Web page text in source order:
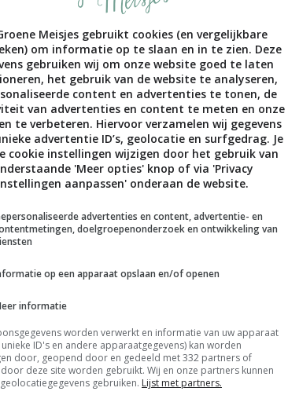
spant voor ons de kroon. Nu moeten
zijn en als het niet zulke kostbare
huis halen. De smaak is zo lekker zoet,
dingen mee maken! Wij gebruikten
paste goed bij het recept voor de chai
of juist gewoon eens lekker
nieuwe inspiratie te geven!
Meisjes gebruikt cookies (en vergelijkbare
om informatie op te slaan en in te zien. Deze
gebruiken wij om onze website goed te laten
het gebruik van de website te analyseren,
content en advertenties te tonen, de
van advertenties en content te meten en onze
te verbeteren. Hiervoor verzamelen wij gegevens
advertentie ID’s, geolocatie en surfgedrag. Je
cookie instellingen wijzigen door het gebruik van
'Meer opties' knop of via 'Privacy
aanpassen' onderaan de website.
advertenties en content, advertentie- en
doelgroepenonderzoek en ontwikkeling van
op een apparaat opslaan en/of openen
informatie
worden verwerkt en informatie van uw apparaat
ID's en andere apparaatgegevens) kan worden
door, geopend door en gedeeld met 332 partners of
deze site worden gebruikt. Wij en onze partners kunnen
gebruiken. Lijst met partners.